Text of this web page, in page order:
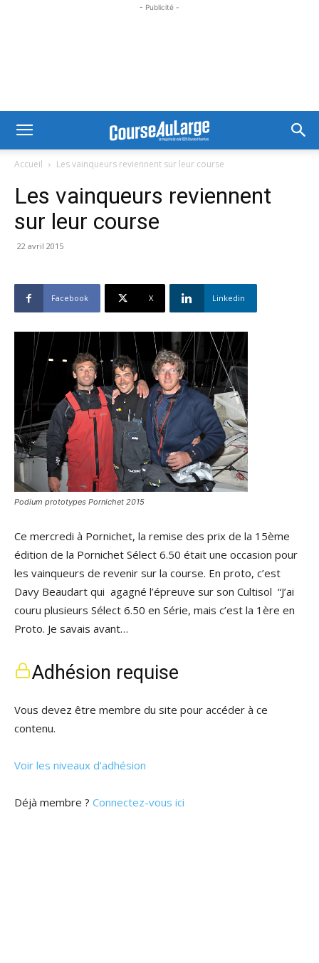
- Publicité -
Accueil Les vainqueurs reviennent sur leur course
Les vainqueurs reviennent
sur leur course
22 avril 2015
Facebook X Linkedin
Podium prototypes Pornichet 2015
Ce mercredi à Pornichet, la remise des prix de la 15ème
édition de la Pornichet Sélect 6.50 était une occasion pour
les vainqueurs de revenir sur la course. En proto, c’est
Davy Beaudart qui agagné l’épreuve sur son Cultisol “J’ai
couru plusieurs Sélect 6.50 en Série, mais c’est la 1ère en
Proto. Je savais avant…
Adhésion requise
Vous devez être membre du site pour accéder à ce
contenu.
Voir les niveaux d’adhésion
Déjà membre ? Connectez-vous ici